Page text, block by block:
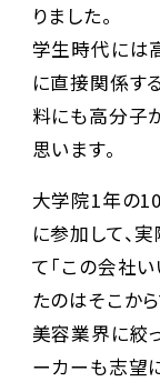
りました。
学生時代には
に直接関係す
料にも高分子
思います。
大学院1年の
に参加して、
て「この会社
たのはそこから
美容業界に絞
ーカーも志望